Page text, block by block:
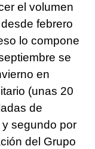
el volumen
febrero
lo compone
se
en
(unas 20
de
segundo por
del Grupo